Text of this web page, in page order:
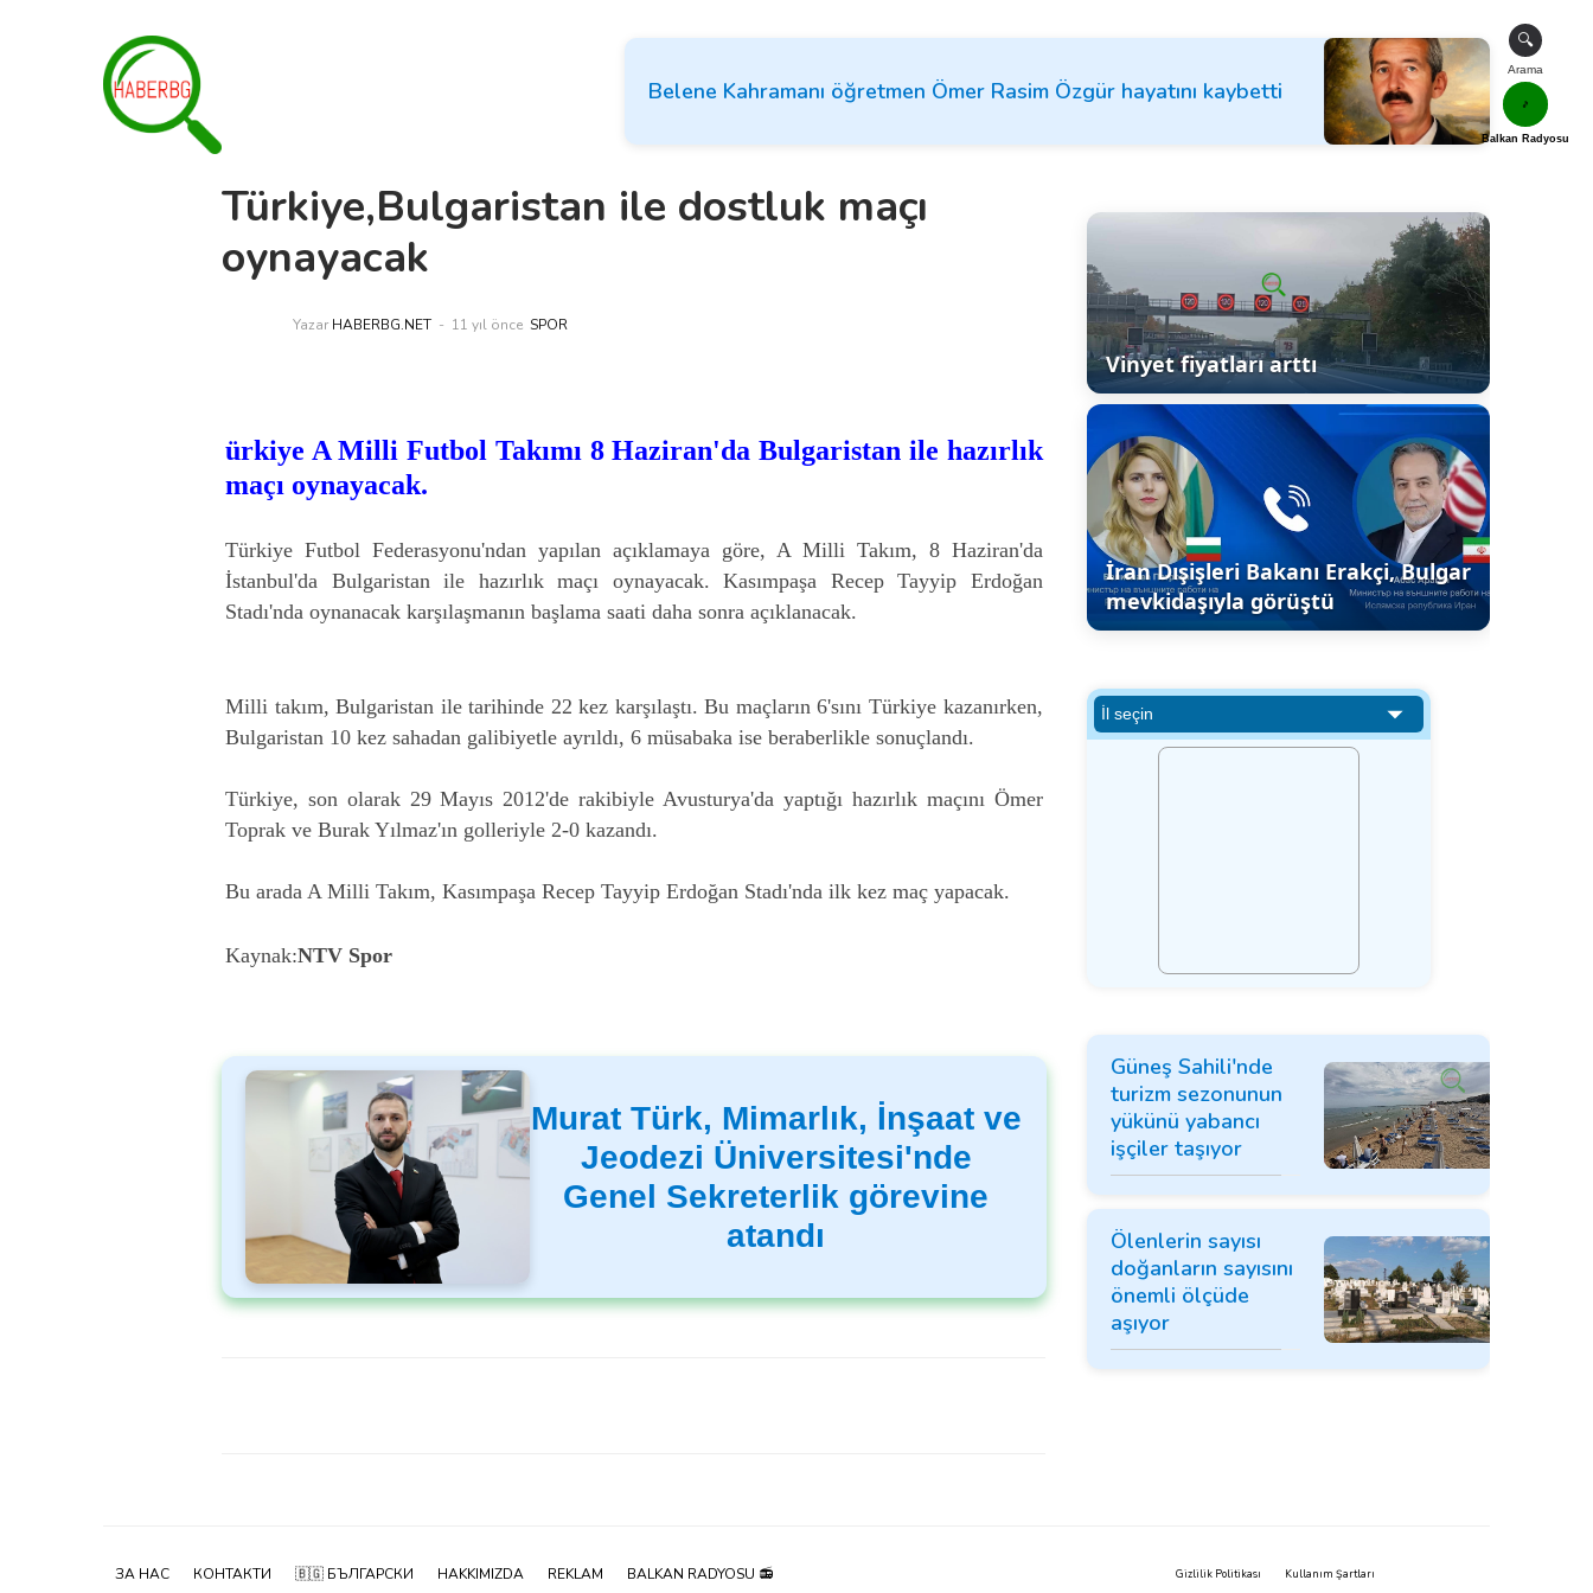
Belene Kahramanı öğretmen Ömer Rasim Özgür hayatını kaybetti
Türkiye,Bulgaristan ile dostluk maçı
oynayacak
Yazar HABERBG.NET 11 yıl önce SPOR
ürkiye A Milli Futbol Takımı 8 Haziran'da Bulgaristan ile hazırlık
maçı oynayacak.
Türkiye Futbol Federasyonu'ndan yapılan açıklamaya göre, A Milli Takım, 8 Haziran'da
İstanbul'da Bulgaristan ile hazırlık maçı oynayacak. Kasımpaşa Recep Tayyip Erdoğan
Stadı'nda oynanacak karşılaşmanın başlama saati daha sonra açıklanacak.
Milli takım, Bulgaristan ile tarihinde 22 kez karşılaştı. Bu maçların 6'sını Türkiye kazanırken,
Bulgaristan 10 kez sahadan galibiyetle ayrıldı, 6 müsabaka ise beraberlikle sonuçlandı.
Türkiye, son olarak 29 Mayıs 2012'de rakibiyle Avusturya'da yaptığı hazırlık maçını Ömer
Toprak ve Burak Yılmaz'ın golleriyle 2-0 kazandı.
Bu arada A Milli Takım, Kasımpaşa Recep Tayyip Erdoğan Stadı'nda ilk kez maç yapacak.
Kaynak:NTV Spor
Murat Türk, Mimarlık, İnşaat ve
Jeodezi Üniversitesi'nde
Genel Sekreterlik görevine
atandı
Vinyet fiyatları arttı
İran Dışişleri Bakanı Erakçi, Bulgar
mevkidaşıyla görüştü
Güneş Sahili'nde
turizm sezonunun
yükünü yabancı
işçiler taşıyor
Ölenlerin sayısı
doğanların sayısını
önemli ölçüde
aşıyor
ЗА НАС КОНТАКТИ 🇧🇬 БЪЛГАРСКИ HAKKIMIZDA REKLAM BALKAN RADYOSU 📻 Gizlilik Politikası Kullanım Şartları
🔍
Arama
🎵
Balkan Radyosu